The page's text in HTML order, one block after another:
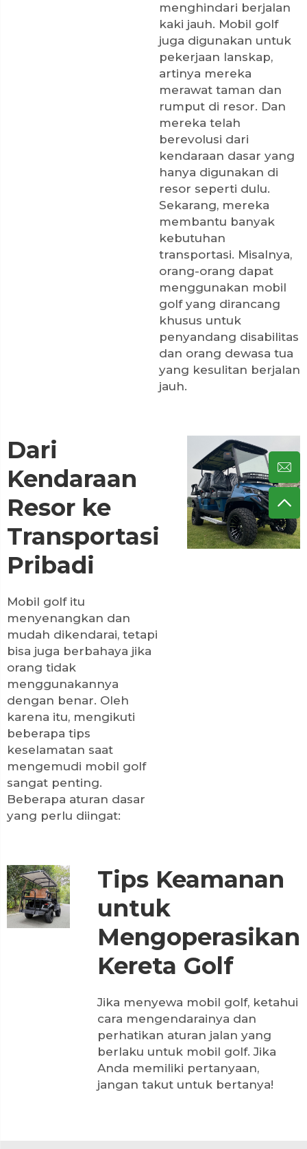
menghindari berjalan
kaki jauh. Mobil golf
juga digunakan untuk
pekerjaan lanskap,
artinya mereka
merawat taman dan
rumput di resor. Dan
mereka telah
berevolusi dari
kendaraan dasar yang
hanya digunakan di
resor seperti dulu.
Sekarang, mereka
membantu banyak
kebutuhan
transportasi. Misalnya,
orang-orang dapat
menggunakan mobil
golf yang dirancang
khusus untuk
penyandang disabilitas
dan orang dewasa tua
yang kesulitan berjalan
jauh.
Dari
Kendaraan
Resor ke
Transportasi
Pribadi
Mobil golf itu
menyenangkan dan
mudah dikendarai, tetapi
bisa juga berbahaya jika
orang tidak
menggunakannya
dengan benar. Oleh
karena itu, mengikuti
beberapa tips
keselamatan saat
mengemudi mobil golf
sangat penting.
Beberapa aturan dasar
yang perlu diingat:
Tips Keamanan
untuk
Mengoperasikan
Kereta Golf
Jika menyewa mobil golf, ketahui
cara mengendarainya dan
perhatikan aturan jalan yang
berlaku untuk mobil golf. Jika
Anda memiliki pertanyaan,
jangan takut untuk bertanya!